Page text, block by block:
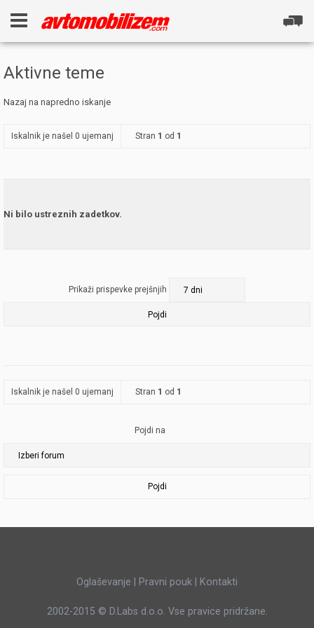
Aktivne teme
Nazaj na napredno iskanje
Iskalnik je našel 0 ujemanj Stran 1 od 1
Ni bilo ustreznih zadetkov.
Prikaži prispevke prejšnjih
Iskalnik je našel 0 ujemanj Stran 1 od 1
Pojdi na
Pojdi
Oglaševanje Pravni pouk Kontakti
2002-2015 © D.Labs d.o.o. Vse pravice pridržane.